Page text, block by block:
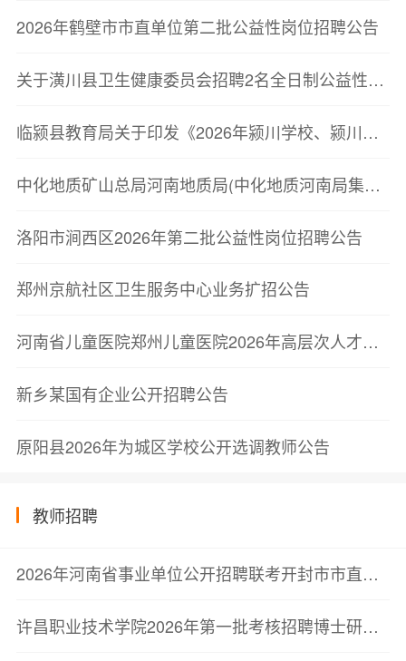
2026年鹤壁市市直单位第二批公益性岗位招聘公告
关于潢川县卫生健康委员会招聘2名全日制公益性岗位的公告
临颍县教育局关于印发《2026年颍川学校、颍川新赵学校等学校公开选调教师实施方案》的通知
中化地质矿山总局河南地质局(中化地质河南局集团有限公司)2026年成熟人才招聘公告
洛阳市涧西区2026年第二批公益性岗位招聘公告
郑州京航社区卫生服务中心业务扩招公告
河南省儿童医院郑州儿童医院2026年高层次人才和紧缺后备人才第四批拟录用通知
新乡某国有企业公开招聘公告
原阳县2026年为城区学校公开选调教师公告
教师招聘
2026年河南省事业单位公开招聘联考开封市市直单位教育类岗位考察公告
许昌职业技术学院2026年第一批考核招聘博士研究生考察结果公告